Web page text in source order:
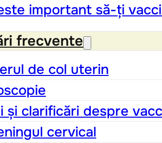
important să-ți
frecvente
de col uterin
și clarificări despre
cervical